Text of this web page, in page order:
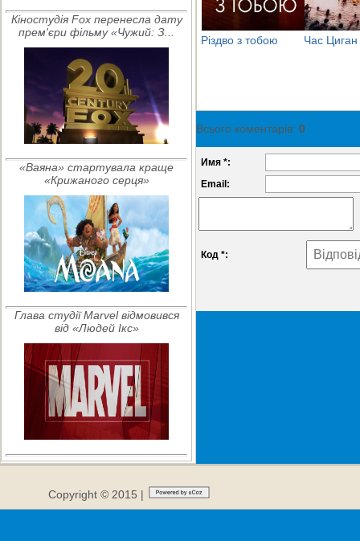
Кіностудія Fox перенесла дату
прем'єри фільму «Чужий: З...
«Ваяна» стартувала краще
«Крижаного серця»
Глава студії Marvel відмовився
від «Людей Ікс»
Різдво з тобою Час Циган
Всього коментарів: 0
Имя *:
Email:
Код *:
Copyright © 2015 |